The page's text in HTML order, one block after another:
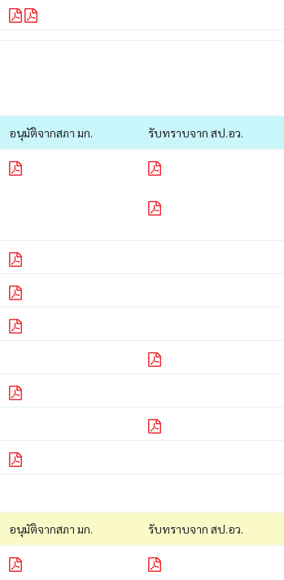
อนุมัติจากสภา มก. รับทราบจาก สป.อว.
อนุมัติจากสภา มก. รับทราบจาก สป.อว.